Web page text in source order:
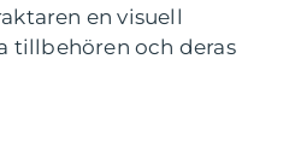
en visuell
tillbehören och deras